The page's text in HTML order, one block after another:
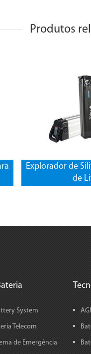
Produtos
Explorador de
de
System
Telecom
de Emergência